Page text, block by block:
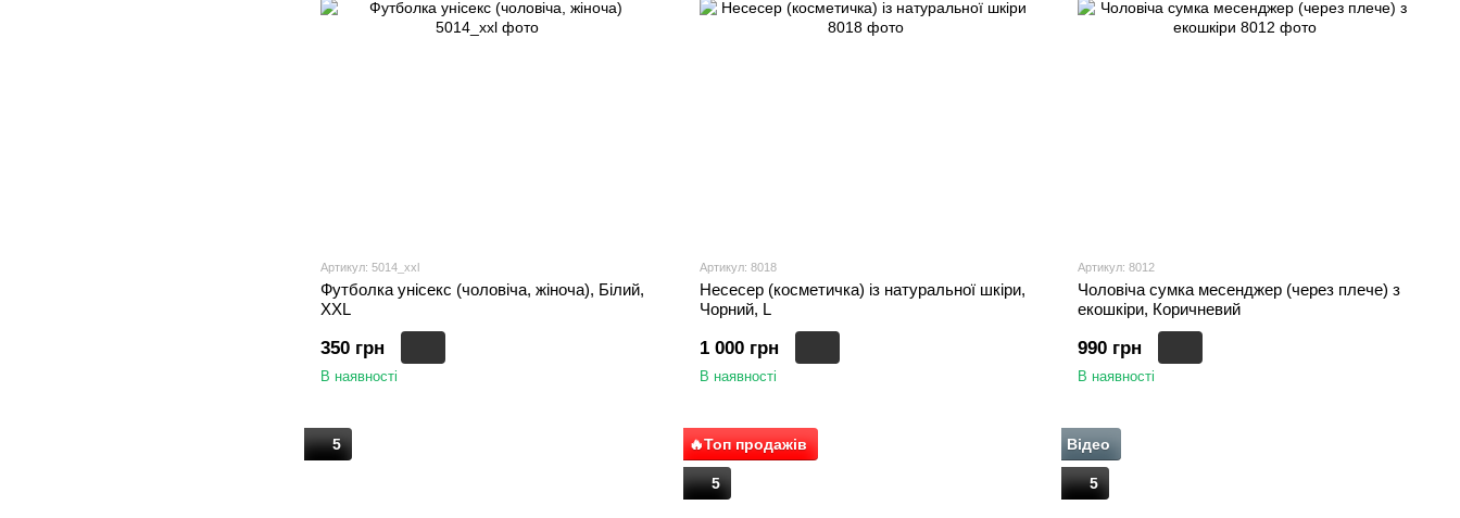
Артикул: 5014_xxl
Футболка унісекс (чоловіча, жіноча), Білий,
XXL
350 грн
В наявності
Артикул: 8018
Несесер (косметичка) із натуральної шкіри,
Чорний, L
1 000 грн
В наявності
Артикул: 8012
Чоловіча сумка месенджер (через плече) з
екошкіри, Коричневий
990 грн
В наявності
5 🔥Топ продажів
5
Відео
5